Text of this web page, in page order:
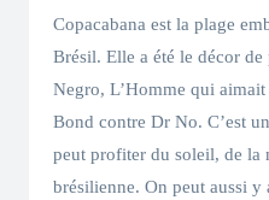
Copacabana est la plage
Brésil. Elle a été le décor
Negro, L’Homme qui
Bond contre Dr No. C’est
peut profiter du soleil, de la
brésilienne. On peut aussi y